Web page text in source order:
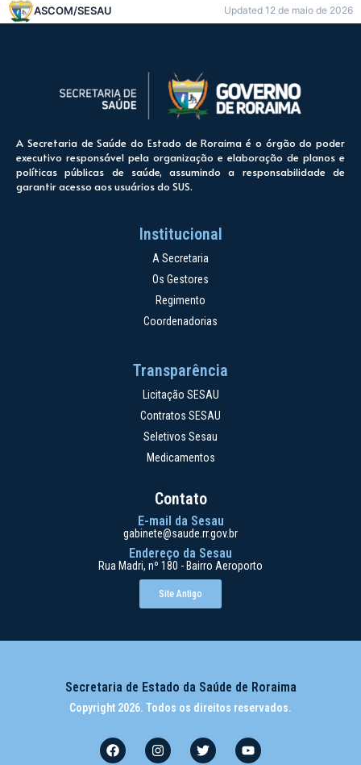
ASCOM/SESAU Updated 12 de maio de 2026
A Secretaria de Saúde do Estado de Roraima é o órgão do poder
executivo responsável pela organização e elaboração de planos e
políticas públicas de saúde, assumindo a responsabilidade de
garantir acesso aos usuários do SUS.
Institucional
A Secretaria
Os Gestores
Regimento
Coordenadorias
Transparência
Licitação SESAU
Contratos SESAU
Seletivos Sesau
Medicamentos
Contato
E-mail da Sesau
gabinete@saude.rr.gov.br
Endereço da Sesau
Rua Madri, nº 180 - Bairro Aeroporto
Site Antigo
Secretaria de Estado da Saúde de Roraima
Copyright 2026. Todos os direitos reservados.